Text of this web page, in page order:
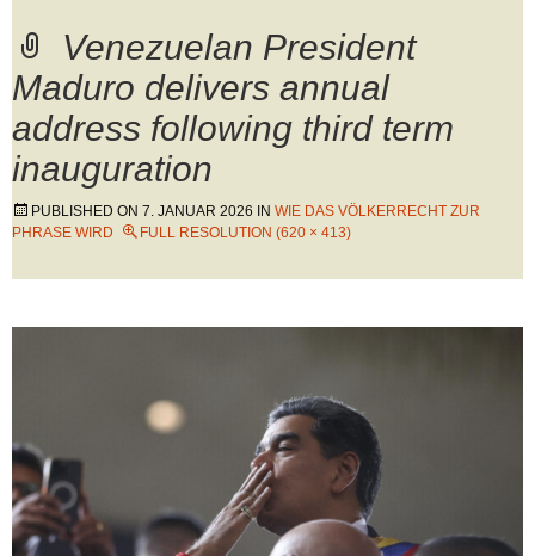
Venezuelan President
Maduro delivers annual
address following third term
inauguration
PUBLISHED ON 7. JANUAR 2026 IN WIE DAS VÖLKERRECHT ZUR
PHRASE WIRD
FULL RESOLUTION (620 × 413)